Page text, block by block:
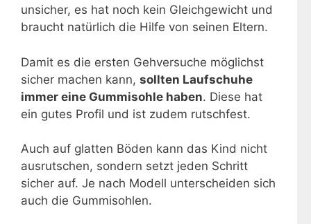
unsicher, es hat noch kein Gleichgewicht und
braucht natürlich die Hilfe von seinen Eltern.
Damit es die ersten Gehversuche möglichst
sicher machen kann, sollten Laufschuhe
immer eine Gummisohle haben. Diese hat
ein gutes Profil und ist zudem rutschfest.
Auch auf glatten Böden kann das Kind nicht
ausrutschen, sondern setzt jeden Schritt
sicher auf. Je nach Modell unterscheiden sich
auch die Gummisohlen.